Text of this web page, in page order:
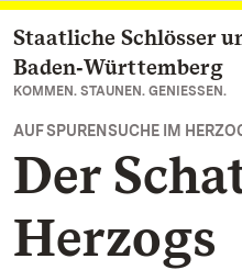
Zum Hauptinhalt
Staatliche Schlösser
Baden‑Württemberg
KOMMEN. STAUNEN. GENIESSEN.
AUF SPURENSUCHE IM
Der
Herzogs